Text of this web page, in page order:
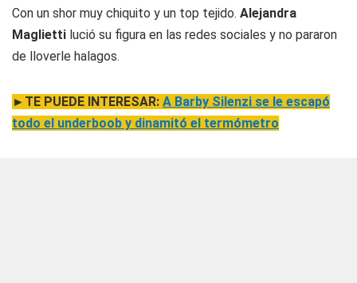
Con un shor muy chiquito y un top tejido. Alejandra
Maglietti lució su figura en las redes sociales y no pararon
de lloverle halagos.
►TE PUEDE INTERESAR: A Barby Silenzi se le escapó
todo el underboob y dinamitó el termómetro